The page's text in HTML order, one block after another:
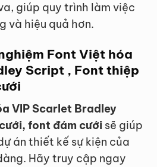
giúp quy trình làm việc
và hiệu quả hơn.
Font Việt hóa
Script , Font thiệp
VIP Scarlet Bradley
font đám cưới sẽ giúp
án thiết kế sự kiện của
Hãy truy cập ngay